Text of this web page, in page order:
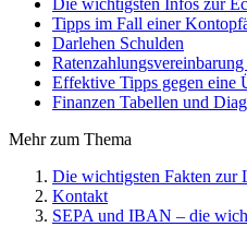
Die wichtigsten Infos zur
Tipps im Fall einer
Darlehen Schulden
Effektive Tipps gegen eine
Finanzen Tabellen und
Mehr zum Thema
Die wichtigsten Fakten zur
Kontakt
SEPA und IBAN – die